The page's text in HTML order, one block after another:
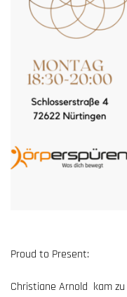
Proud to Present:
Christiane Arnold kam